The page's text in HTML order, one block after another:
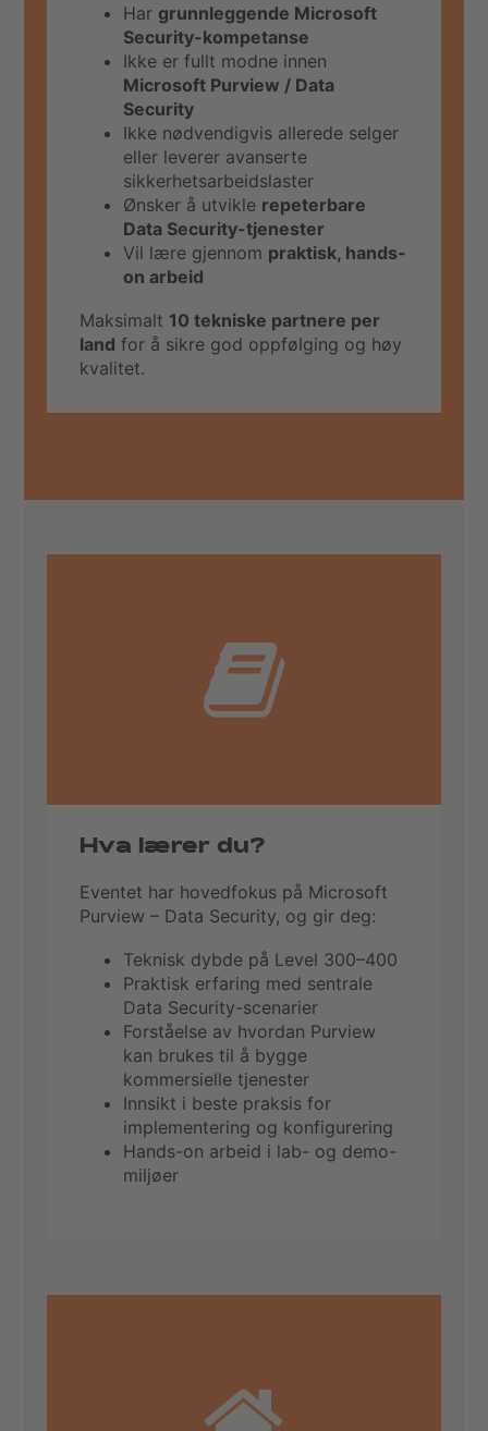
Har grunnleggende Microsoft
Security-kompetanse
Ikke er fullt modne innen
Microsoft Purview / Data
Security
Ikke nødvendigvis allerede selger
eller leverer avanserte
sikkerhetsarbeidslaster
Ønsker å utvikle repeterbare
Data Security-tjenester
Vil lære gjennom praktisk, hands-
on arbeid
Maksimalt 10 tekniske partnere per
land for å sikre god oppfølging og høy
kvalitet.
Hva lærer du?
Eventet har hovedfokus på Microsoft
Purview – Data Security, og gir deg:
Teknisk dybde på Level 300–400
Praktisk erfaring med sentrale
Data Security-scenarier
Forståelse av hvordan Purview
kan brukes til å bygge
kommersielle tjenester
Innsikt i beste praksis for
implementering og konfigurering
Hands-on arbeid i lab- og demo-
miljøer